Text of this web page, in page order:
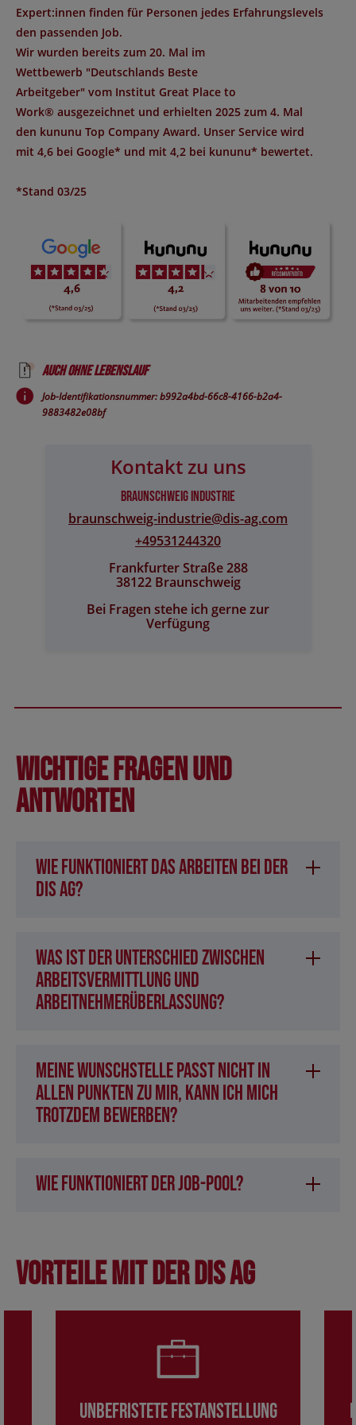
Expert:innen finden für Personen jedes Erfahrungslevels
den passenden Job.
Wir wurden bereits zum 20. Mal im
Wettbewerb "Deutschlands Beste
Arbeitgeber" vom Institut Great Place to
Work® ausgezeichnet und erhielten 2025 zum 4. Mal
den kununu Top Company Award. Unser Service wird
mit 4,6 bei Google* und mit 4,2 bei kununu* bewertet.
*Stand 03/25
Auch ohne Lebenslauf
Job-Identifikationsnummer: b992a4bd-66c8-4166-b2a4-
9883482e08bf
Kontakt zu uns
Braunschweig Industrie
braunschweig-industrie@​dis-ag.com
+49531244320
Frankfurter Straße 288
38122 Braunschweig
Bei Fragen stehe ich gerne zur
Verfügung
Wichtige Fragen und
Antworten
Wie funktioniert das Arbeiten bei der
DIS AG?
Was ist der Unterschied zwischen
Arbeitsvermittlung und
Arbeitnehmerüberlassung?
Meine Wunschstelle passt nicht in
allen Punkten zu mir, kann ich mich
trotzdem bewerben?
Wie funktioniert der Job-Pool?
Vorteile mit der DIS AG
Unbefristete Festanstellung